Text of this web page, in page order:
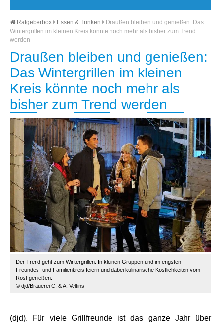
Ratgeberbox Essen & Trinken
Draußen bleiben und genießen: Das
Wintergrillen im kleinen Kreis könnte noch mehr als bisher zum Trend
werden
Draußen bleiben und genießen:
Das Wintergrillen im kleinen
Kreis könnte noch mehr als
bisher zum Trend werden
Der Trend geht zum Wintergrillen: In kleinen Gruppen und im engsten
Freundes- und Familienkreis feiern und dabei kulinarische Köstlichkeiten vom
Rost genießen.
© djd/Brauerei C. & A. Veltins
(djd). Für viele Grillfreunde ist das ganze Jahr über